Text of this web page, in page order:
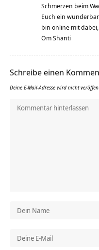
Schmerzen beim
Euch ein
bin online mit
Om Shanti
Schreibe einen
Deine E-Mail-Adresse wird nicht